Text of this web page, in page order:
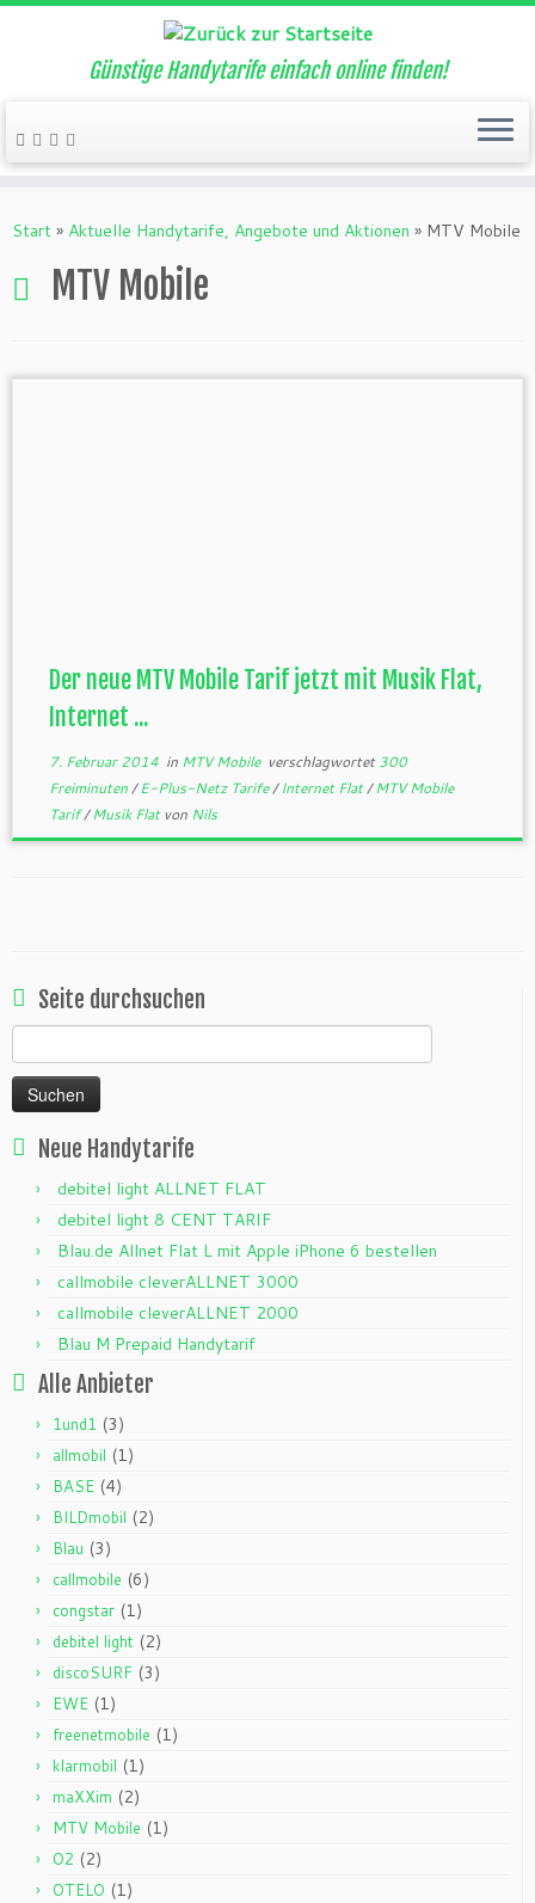
Inhalt
Günstige Handytarife einfach online finden!
Start » Aktuelle Handytarife, Angebote und Aktionen » MTV Mobile
MTV Mobile
Der neue MTV Mobile Tarif jetzt mit Musik Flat,
Internet ...
7. Februar 2014in MTV Mobile verschlagwortet300
Freiminuten/E-Plus-Netz Tarife/Internet Flat/MTV Mobile
Tarif/Musik Flat von Nils
Seite durchsuchen
Suchen
nach:
Neue Handytarife
debitel light ALLNET FLAT
debitel light 8 CENT TARIF
Blau.de Allnet Flat L mit Apple iPhone 6 bestellen
callmobile cleverALLNET 3000
callmobile cleverALLNET 2000
Blau M Prepaid Handytarif
Alle Anbieter
1und1 (3)
allmobil (1)
BASE (4)
BILDmobil (2)
Blau (3)
callmobile (6)
congstar (1)
debitel light (2)
discoSURF (3)
EWE (1)
freenetmobile (1)
klarmobil (1)
maXXim (2)
MTV Mobile (1)
O2 (2)
OTELO (1)